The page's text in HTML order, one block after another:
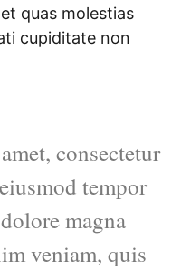
quas molestias
cupiditate non
consectetur
tempor
magna
veniam, quis